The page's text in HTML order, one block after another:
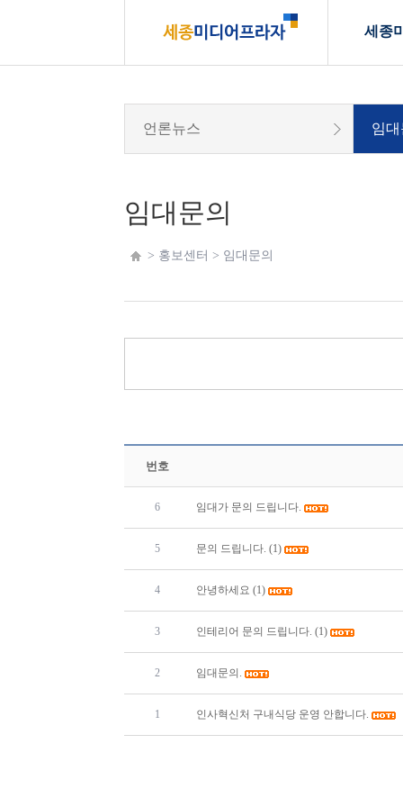
세종
언론뉴스 임
임대문의
> 홍보센터 > 임대문의
번호
6 임대가 문의 드립니다.
5 문의 드립니다. (1)
4 안녕하세요 (1)
3 인테리어 문의 드립니다. (1)
2 임대문의.
1 인사혁신처 구내식당 운영 안합니다.